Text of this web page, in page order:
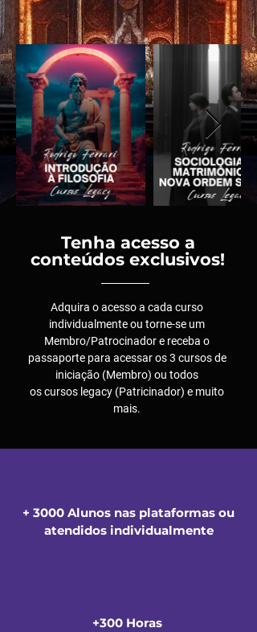
Tenha acesso a
conteúdos exclusivos!
Adquira o acesso a cada curso
individualmente ou torne-se um
Membro/Patrocinador e receba o
passaporte para acessar os 3 cursos de
iniciação (Membro) ou todos
os cursos legacy (Patricinador) e muito
mais.
+ 3000 Alunos nas plataformas ou
atendidos individualmente
+300 Horas